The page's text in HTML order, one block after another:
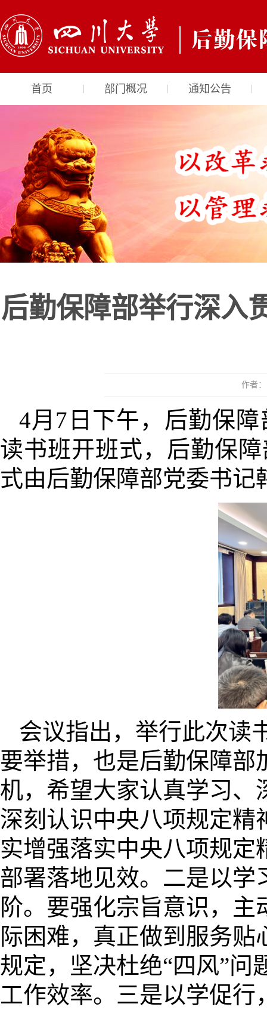
首页 部门概况 通知公告
后勤保障部举行深入
作者
4月7日下午，后勤保
读书班开班式，后勤保
式由后勤保障部党委书记
会议指出，举行此次读
要举措，也是后勤保障
机，希望大家认真学习、
深刻认识中央八项规定精
实增强落实中央八项规
部署落地见效。二是以
阶。要强化宗旨意识，
际困难，真正做到服务
规定，坚决杜绝“四风”
工作效率。三是以学促